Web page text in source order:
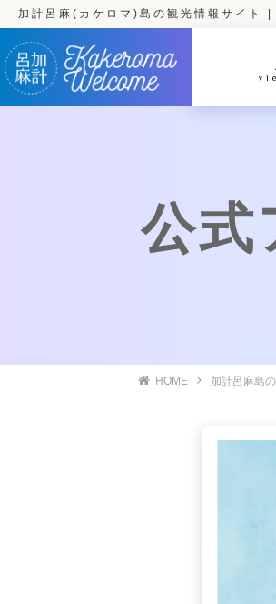
加計呂麻(カケロマ)島の観光情報サイト |
公
HOME 加計呂麻島